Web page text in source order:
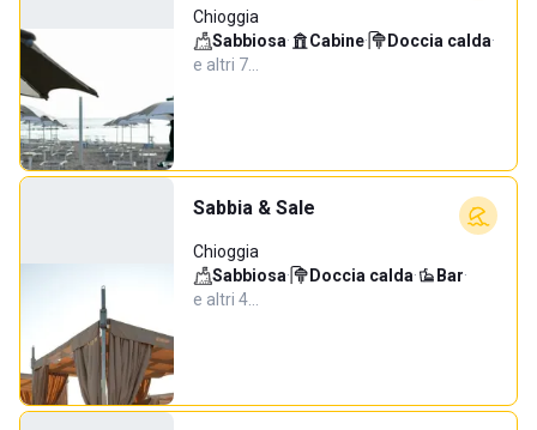
Chioggia
Sabbiosa· Cabine· Doccia calda·
e altri 7…
Sabbia & Sale
Chioggia
Sabbiosa· Doccia calda· Bar·
e altri 4…